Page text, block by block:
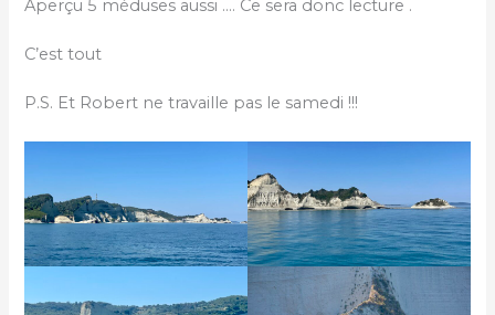
Aperçu 5 méduses aussi …. Ce sera donc lecture .
C’est tout
P.S. Et Robert ne travaille pas le samedi !!!